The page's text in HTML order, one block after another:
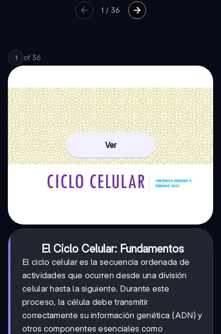
1 / 36
1 of 36
Ver
El Ciclo Celular: Fundamentos
El ciclo celular es la secuencia ordenada de
actividades que ocurren desde una división
celular hasta la siguiente. Durante este
proceso, la célula debe transmitir
correctamente su información genética (ADN) y
otros componentes esenciales como